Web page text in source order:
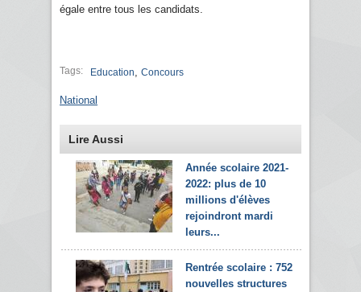
égale entre tous les candidats.
Tags: Education Concours
National
Lire Aussi
Année scolaire 2021-
2022: plus de 10
millions d'élèves
rejoindront mardi
leurs...
Rentrée scolaire : 752
nouvelles structures